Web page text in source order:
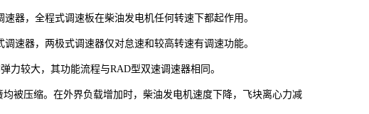
器，全程式调速板在柴油发电机任何转速下都起作用。
速器，两极式调速器仅对怠速和较高转速有调速功能。
力较大，其功能流程与RAD型双速调速器相同。
被压缩。在外界负载增加时，柴油发电机速度下降，飞块离心力减